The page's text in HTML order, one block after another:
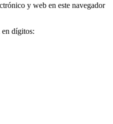
y web en este navegador
en dígitos: